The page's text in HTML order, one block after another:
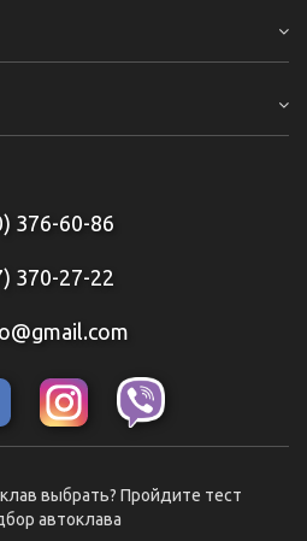
376-60-86
370-27-22
выбрать? Пройдите тест
автоклава